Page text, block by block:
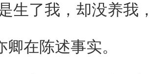
了我，却没养我，
在陈述事实。